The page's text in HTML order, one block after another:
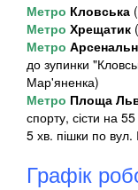
Метро Кловська
Метро Хрещатик
Метро
до зупинки
Мар'яненка)
Метро Площа
спорту, сісти на
5 хв. пішки по
Графік